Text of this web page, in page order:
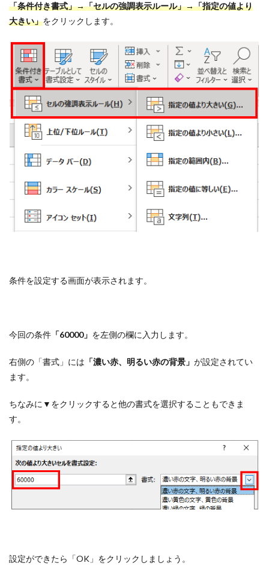
「条件付き書式」→「セルの強調表示ルール」→「指定の値より
大きい」をクリックします。
条件を設定する画面が表示されます。
今回の条件 「60000」 を左側の欄に入力します。
右側の「書式」には 「濃い赤、明るい赤の背景」 が設定されてい
ます。
ちなみに▼をクリックすると他の書式を選択することもできま
す。
設定ができたら「OK」をクリックしましょう。